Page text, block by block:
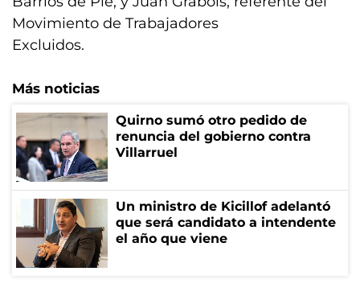
Movimiento de Trabajadores
Excluidos.
Más noticias
Quirno sumó otro pedido de
renuncia del gobierno contra
Villarruel
Un ministro de Kicillof adelantó
que será candidato a intendente
el año que viene